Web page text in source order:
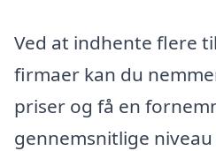
Ved at indhente flere
firmaer kan du
priser og få en
gennemsnitlige